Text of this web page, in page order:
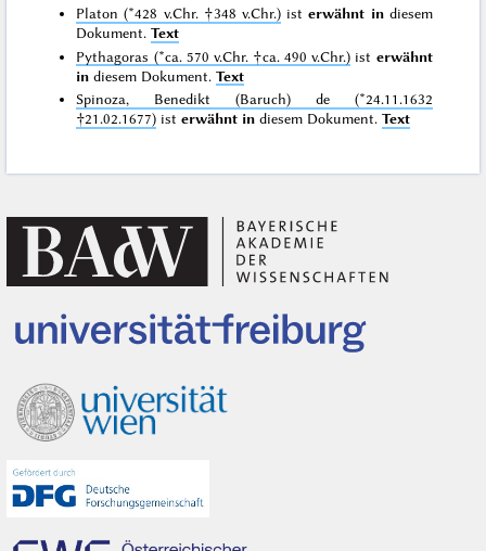
Platon (*428 v.Chr. †348 v.Chr.) isterwähnt indiesem
Dokument.Text
Pythagoras (*ca. 570 v.Chr. †ca. 490 v.Chr.) ist erwähnt
in diesem Dokument.Text
Spinoza, Benedikt (Baruch) de (*24.11.1632
†21.02.1677) isterwähnt in diesem Dokument.Text